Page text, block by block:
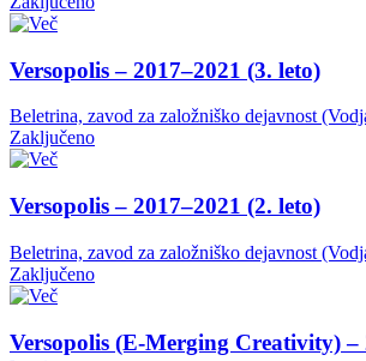
Versopolis – 2017–2021 (3. leto)
Beletrina, zavod za založniško dejavnost
Zaključeno
Versopolis – 2017–2021 (2. leto)
Beletrina, zavod za založniško dejavnost
Zaključeno
Versopolis (E-Merging Creativity) –